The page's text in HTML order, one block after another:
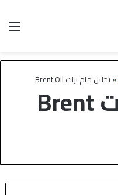
»تحليل خام برنت Brent Oil
تحليل خام برنت Brent